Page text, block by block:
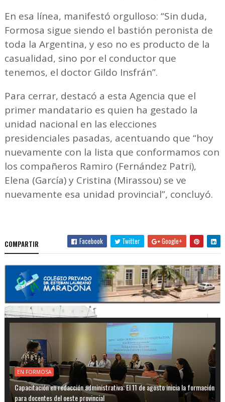
En esa línea, manifestó orgulloso: “Sin duda,
Formosa sigue siendo el bastión peronista de
toda la Argentina, y eso no es producto de la
casualidad, sino por el conductor que
tenemos, el doctor Gildo Insfrán”.
Para cerrar, destacó a esta Agencia que el
primer mandatario es quien ha gestado la
unidad nacional en las elecciones
presidenciales pasadas, acentuando que “hoy
nuevamente con la lista que conformamos con
los compañeros Ramiro (Fernández Patri),
Elena (García) y Cristina (Mirassou) se ve
nuevamente esa unidad provincial”, concluyó.
COMPARTIR Facebook Twitter Google+
EN FORMOSA
Capacitación en redacción administrativa: El 11 de agosto inicia la formación
para docentes del oeste provincial